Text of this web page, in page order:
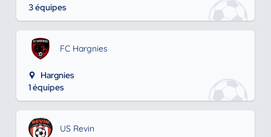
3 équipes
FC Hargnies
Hargnies
1 équipes
US Revin